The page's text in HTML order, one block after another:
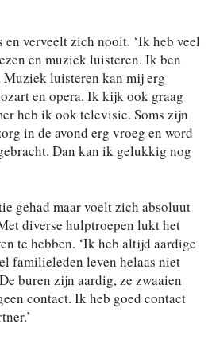
en verveelt zich nooit. ‘Ik heb veel
en muziek luisteren. Ik ben
Muziek luisteren kan mij erg
en opera. Ik kijk ook graag
heb ik ook televisie. Soms zijn
in de avond erg vroeg en word
Dan kan ik gelukkig nog
gehad maar voelt zich absoluut
diverse hulptroepen lukt het
te hebben. ‘Ik heb altijd aardige
familieleden leven helaas niet
buren zijn aardig, ze zwaaien
contact. Ik heb goed contact